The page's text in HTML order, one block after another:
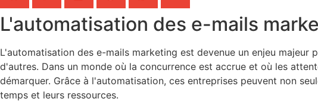
L'automatisation des e-mails
L'automatisation des e-mails marketing est devenue un enjeu
d'autres. Dans un monde où la concurrence est accrue et où les
démarquer. Grâce à l'automatisation, ces entreprises peuvent non
temps et leurs ressources.